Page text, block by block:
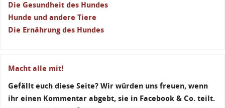
Die Gesundheit des Hundes
Hunde und andere Tiere
Die Ernährung des Hundes
Macht alle mit!
Gefällt euch diese Seite? Wir würden uns freuen, wenn
ihr einen Kommentar abgebt, sie in Facebook & Co. teilt.